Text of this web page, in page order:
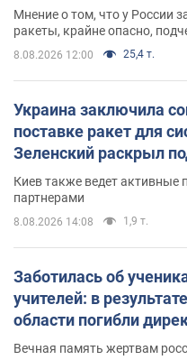
Мнение о том, что у России
ракеты, крайне опасно,
8.08.2026 12:00 25,4 т.
Украина заключила
поставке ракет для
Зеленский раскрыл
Киев также ведет активные
партнерами
8.08.2026 14:08 1,9 т.
Заботилась об
учителей: в
области погибли
муж и внук
Вечная память жертвам